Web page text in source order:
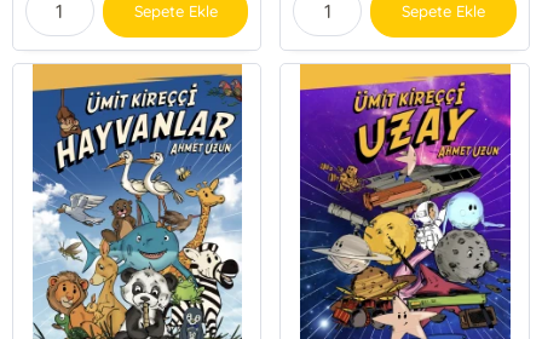
Sepete Ekle Sepete Ekle